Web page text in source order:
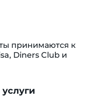
принимаются к
Diners Club и